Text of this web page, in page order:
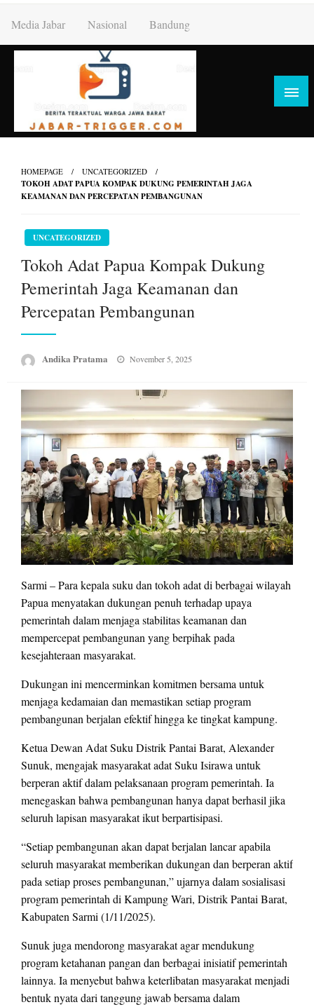
content
Media Jabar Nasional Bandung
HOMEPAGE UNCATEGORIZED
TOKOH ADAT PAPUA KOMPAK DUKUNG PEMERINTAH JAGA
KEAMANAN DAN PERCEPATAN PEMBANGUNAN
UNCATEGORIZED
Tokoh Adat Papua Kompak Dukung
Pemerintah Jaga Keamanan dan
Percepatan Pembangunan
Andika Pratama
Posted
November 5, 2025
Sarmi – Para kepala suku dan tokoh adat di berbagai wilayah
Papua menyatakan dukungan penuh terhadap upaya
pemerintah dalam menjaga stabilitas keamanan dan
mempercepat pembangunan yang berpihak pada
kesejahteraan masyarakat.
Dukungan ini mencerminkan komitmen bersama untuk
menjaga kedamaian dan memastikan setiap program
pembangunan berjalan efektif hingga ke tingkat kampung.
Ketua Dewan Adat Suku Distrik Pantai Barat, Alexander
Sunuk, mengajak masyarakat adat Suku Isirawa untuk
berperan aktif dalam pelaksanaan program pemerintah. Ia
menegaskan bahwa pembangunan hanya dapat berhasil jika
seluruh lapisan masyarakat ikut berpartisipasi.
“Setiap pembangunan akan dapat berjalan lancar apabila
seluruh masyarakat memberikan dukungan dan berperan aktif
pada setiap proses pembangunan,” ujarnya dalam sosialisasi
program pemerintah di Kampung Wari, Distrik Pantai Barat,
Kabupaten Sarmi (1/11/2025).
Sunuk juga mendorong masyarakat agar mendukung
program ketahanan pangan dan berbagai inisiatif pemerintah
lainnya. Ia menyebut bahwa keterlibatan masyarakat menjadi
bentuk nyata dari tanggung jawab bersama dalam